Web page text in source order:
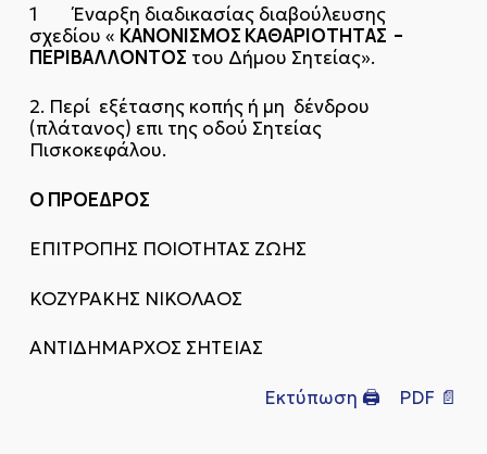
1 Έναρξη διαδικασίας διαβούλευσης
σχεδίου « ΚΑΝΟΝΙΣΜΟΣ ΚΑΘΑΡΙΟΤΗΤΑΣ –
ΠΕΡΙΒΑΛΛΟΝΤΟΣ του Δήμου Σητείας».
2. Περί εξέτασης κοπής ή μη δένδρου
(πλάτανος) επι της οδού Σητείας
Πισκοκεφάλου.
Ο ΠΡΟΕΔΡΟΣ
ΕΠΙΤΡΟΠΗΣ ΠΟΙΟΤΗΤΑΣ ΖΩΗΣ
ΚΟΖΥΡΑΚΗΣ ΝΙΚΟΛΑΟΣ
ΑΝΤΙΔΗΜΑΡΧΟΣ ΣΗΤΕΙΑΣ
Εκτύπωση 🖨 PDF 📄